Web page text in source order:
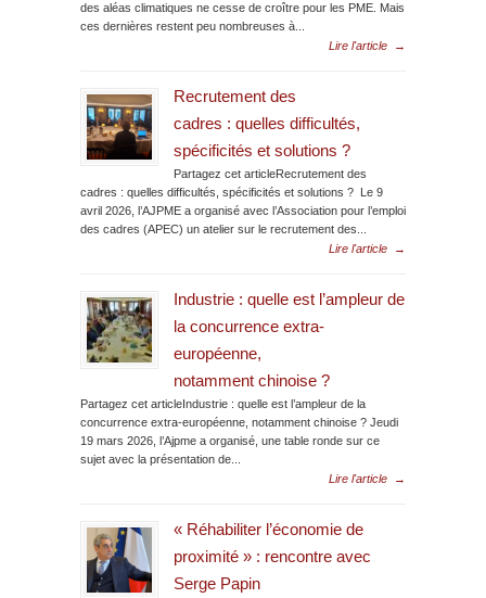
des aléas climatiques ne cesse de croître pour les PME. Mais
ces dernières restent peu nombreuses à...
Lire l'article
→
Recrutement des
cadres : quelles difficultés,
spécificités et solutions ?
Partagez cet articleRecrutement des
cadres : quelles difficultés, spécificités et solutions ? Le 9
avril 2026, l’AJPME a organisé avec l’Association pour l’emploi
des cadres (APEC) un atelier sur le recrutement des...
Lire l'article
→
Industrie : quelle est l’ampleur de
la concurrence extra-
européenne,
notamment chinoise ?
Partagez cet articleIndustrie : quelle est l’ampleur de la
concurrence extra-européenne, notamment chinoise ? Jeudi
19 mars 2026, l’Ajpme a organisé, une table ronde sur ce
sujet avec la présentation de...
Lire l'article
→
« Réhabiliter l’économie de
proximité » : rencontre avec
Serge Papin